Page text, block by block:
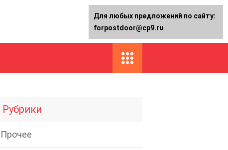
Рубрики
Прочее
Для любых предложений по сайту:
forpostdoor@cp9.ru